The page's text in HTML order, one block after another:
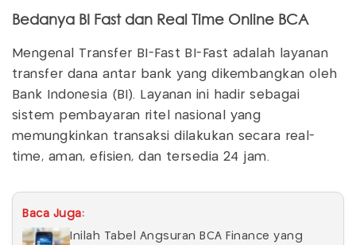
Bedanya BI Fast dan Real Time Online BCA
Mengenal Transfer BI-Fast BI-Fast adalah layanan
transfer dana antar bank yang dikembangkan oleh
Bank Indonesia (BI). Layanan ini hadir sebagai
sistem pembayaran ritel nasional yang
memungkinkan transaksi dilakukan secara real-
time, aman, efisien, dan tersedia 24 jam.
Baca Juga:
Inilah Tabel Angsuran BCA Finance yang